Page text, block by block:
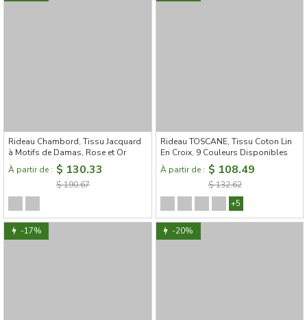
Rideau Chambord, Tissu Jacquard
à Motifs de Damas, Rose et Or
À partir de : $ 130.33
$ 190.67
Rideau TOSCANE, Tissu Coton Lin
En Croix, 9 Couleurs Disponibles
À partir de : $ 108.49
$ 132.62
+5
-17% -20%